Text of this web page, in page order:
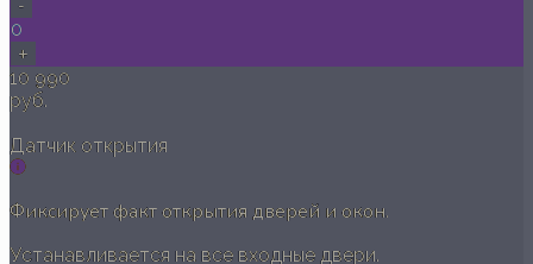
-
0
+
10 990
руб.
Датчик открытия
Фиксирует факт открытия дверей и окон.
Устанавливается на все входные двери.